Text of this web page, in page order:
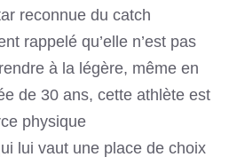
reconnue du catch
rappelé qu’elle n’est pas
à la légère, même en
de 30 ans, cette athlète est
physique
lui vaut une place de choix